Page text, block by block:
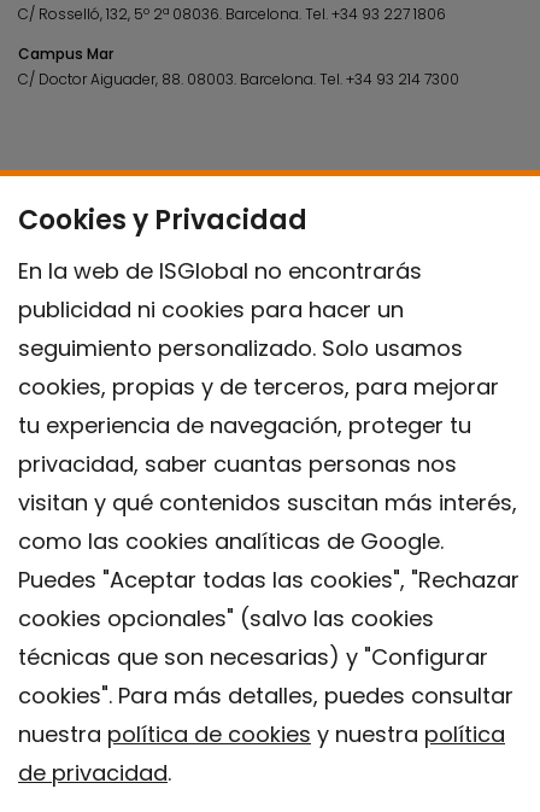
Cookies y Privacidad
En la web de ISGlobal no encontrarás
publicidad ni cookies para hacer un
seguimiento personalizado. Solo usamos
cookies, propias y de terceros, para mejorar
tu experiencia de navegación, proteger tu
privacidad, saber cuantas personas nos
visitan y qué contenidos suscitan más interés,
como las cookies analíticas de Google.
Puedes "Aceptar todas las cookies", "Rechazar
cookies opcionales" (salvo las cookies
técnicas que son necesarias) y "Configurar
cookies". Para más detalles, puedes consultar
nuestra política de cookies y nuestra política
de privacidad.
C/ Rosselló, 132, 5º 2ª 08036. Barcelona.Tel.+34 93 227 1806
Campus Mar
C/ Doctor Aiguader, 88. 08003. Barcelona.Tel.+34 93 214 7300
Contacto
Política de privacidad
Política de Cookies